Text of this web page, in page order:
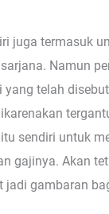
juga termasuk
Namun
yang telah
sendiri untuk
gajinya. Akan
gambaran